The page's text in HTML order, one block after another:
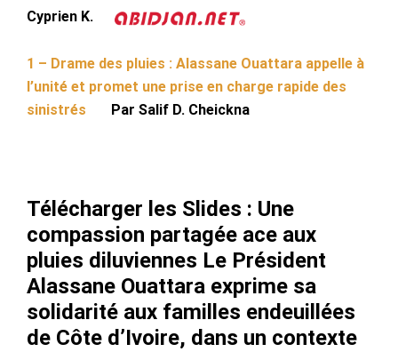
Cyprien K.
1 – Drame des pluies : Alassane Ouattara appelle à
l’unité et promet une prise en charge rapide des
sinistrés Par Salif D. Cheickna
Télécharger les Slides : Une
compassion partagée ace aux
pluies diluviennes Le Président
Alassane Ouattara exprime sa
solidarité aux familles endeuillées
de Côte d’Ivoire, dans un contexte